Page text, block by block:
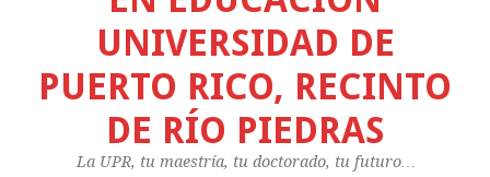
UNIVERSIDAD DE
PUERTO RICO, RECINTO
DE RÍO PIEDRAS
La UPR, tu maestría, tu doctorado, tu futuro…